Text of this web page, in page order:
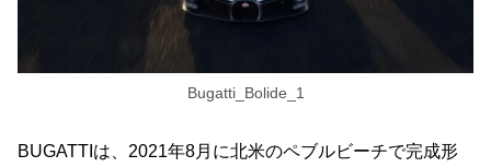
Bugatti_Bolide_1
BUGATTIは、2021年8月に北米のペブルビーチで完成形